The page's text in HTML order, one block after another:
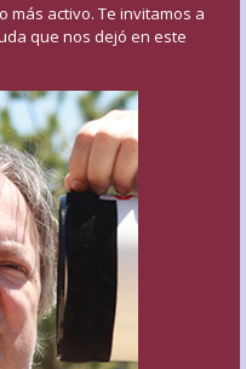
más activo. Te invitamos a
que nos dejó en este